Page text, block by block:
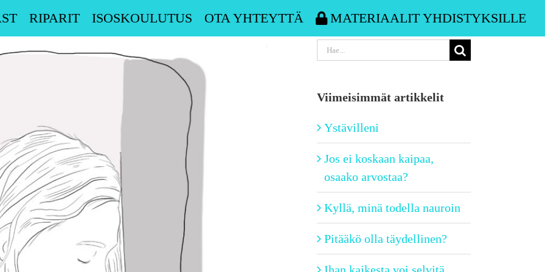
RIPARIT ISOSKOULUTUS OTA YHTEYTTÄ MATERIAALIT YHDISTYKSILLE
Etsi
Viimeisimmät artikkelit
Ystävilleni
Jos ei koskaan kaipaa,
osaako arvostaa?
Kyllä, minä todella nauroin
Pitääkö olla täydellinen?